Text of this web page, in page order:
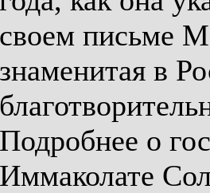
своем письме
знаменитая в
Подробнее о
Иммаколате